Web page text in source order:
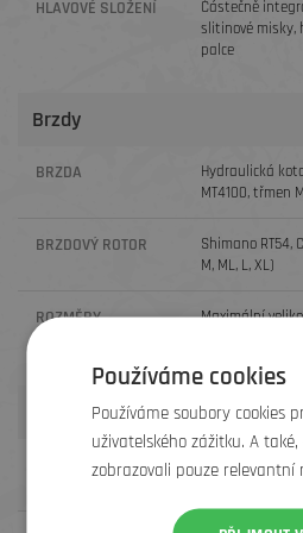
HLAVOVÉ SLOŽENÍ
Částečně
slitinové misky,
palce
Brzdy
BRZDA
Hydraulická
MT4100, třmen
BRZDOVÝ ROTOR
Shimano RT54,
M, ML, L, XL)
ROZMĚRY
Maximální
Hmotnost
HMOTNOST
M - 12.78 kg /
Používáme cookies
Používáme soubory cookies
uživatelského zážitku. A
zobrazovali pouze relevantní